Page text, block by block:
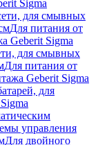
Sigma
для смывных
Для питания от
Geberit Sigma
для смывных
Для питания от
Geberit Sigma
для
управления
Для двойного